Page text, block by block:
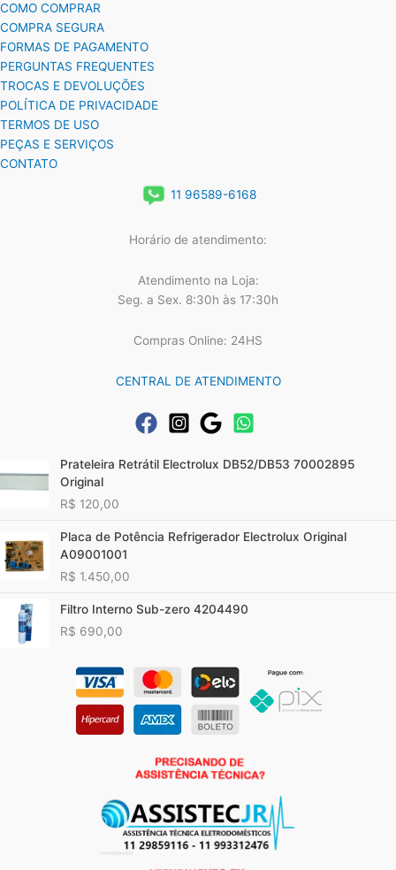
COMO COMPRAR
COMPRA SEGURA
FORMAS DE PAGAMENTO
PERGUNTAS FREQUENTES
TROCAS E DEVOLUÇÕES
POLÍTICA DE PRIVACIDADE
TERMOS DE USO
PEÇAS E SERVIÇOS
CONTATO
11 96589-6168
Horário de atendimento:
Atendimento na Loja:
Seg. a Sex. 8:30h às 17:30h
Compras Online: 24HS
CENTRAL DE ATENDIMENTO
Prateleira Retrátil Electrolux DB52/DB53 70002895
Original
R$ 120,00
Placa de Potência Refrigerador Electrolux Original
A09001001
R$ 1.450,00
Filtro Interno Sub-zero 4204490
R$ 690,00